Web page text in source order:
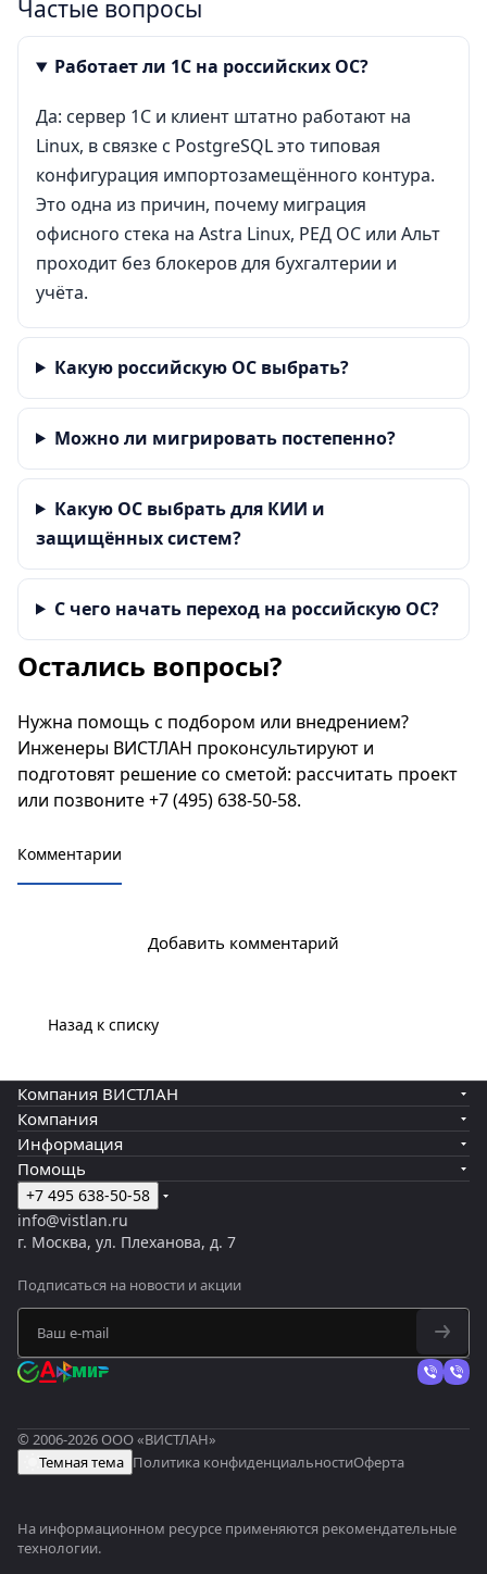
Частые вопросы
Работает ли 1С на российских ОС?
Да: сервер 1С и клиент штатно работают на
Linux, в связке с PostgreSQL это типовая
конфигурация импортозамещённого контура.
Это одна из причин, почему миграция
офисного стека на Astra Linux, РЕД ОС или Альт
проходит без блокеров для бухгалтерии и
учёта.
Какую российскую ОС выбрать?
Можно ли мигрировать постепенно?
Какую ОС выбрать для КИИ и
защищённых систем?
С чего начать переход на российскую ОС?
Остались вопросы?
Нужна помощь с подбором или внедрением?
Инженеры ВИСТЛАН проконсультируют и
подготовят решение со сметой: рассчитать проект
или позвоните+7 (495) 638-50-58.
Комментарии
Добавить комментарий
Назад к списку
Компания ВИСТЛАН
Компания
Информация
Помощь
+7 495 638-50-58
info@vistlan.ru
г. Москва, ул. Плеханова, д. 7
Подписаться на новости и акции
© 2006-2026 ООО «ВИСТЛАН»
Темная тема Политика конфиденциальностиОферта
На информационном ресурсе применяются рекомендательные
технологии.